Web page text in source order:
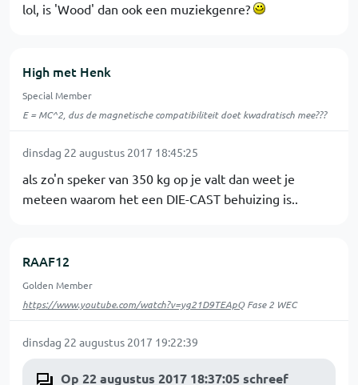
lol, is 'Wood' dan ook een muziekgenre?
High met Henk
Special Member
E = MC^2, dus de magnetische compatibiliteit doet kwadratisch mee???
dinsdag 22 augustus 2017 18:45:25
als zo'n speker van 350 kg op je valt dan weet je
meteen waarom het een DIE-CAST behuizing is..
RAAF12
Golden Member
https://www.youtube.com/watch?v=yg21D9TEApQFase 2 WEC
dinsdag 22 augustus 2017 19:22:39
Op 22 augustus 2017 18:37:05 schreef